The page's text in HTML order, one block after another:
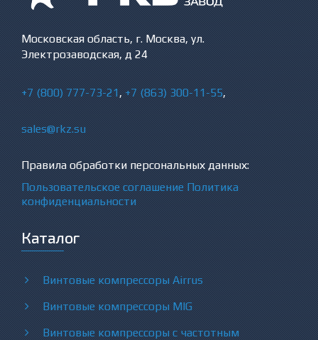
Московская область, г. Москва, ул.
Электрозаводская, д 24
+7 (800) 777-73-21, +7 (863) 300-11-55,
sales@rkz.su
Правила обработки персональных данных:
Пользовательское соглашение Политика
конфиденциальности
Каталог
Винтовые компрессоры Airrus
Винтовые компрессоры MIG
Винтовые компрессоры с частотным